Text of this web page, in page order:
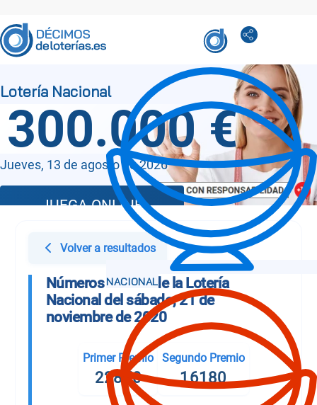
Volver a resultados
Números Sorteo de la Lotería
Nacional del sábado, 21 de
noviembre de 2020
Primer Premio
22870
Segundo Premio
16180
300.000 €
Jueves, 13 de agosto de 2026
JUEGA ONLINE